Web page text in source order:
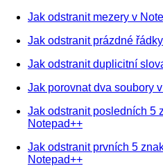
Jak odstranit mezery v
Jak odstranit prázdné
Jak odstranit duplicitní
Jak porovnat dva soubory
Jak odstranit posledních 5
Notepad++
Jak odstranit prvních 5
Notepad++